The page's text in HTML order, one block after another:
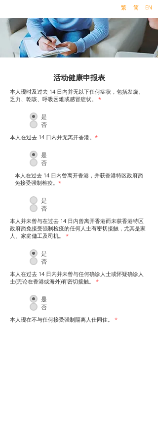
繁 简 EN
活动健康申报表
本人现时及过去 14 日内并无以下任何症状，包括发烧、
乏力、乾咳、呼吸困难或感冒症状。 *
是
否
本人在过去 14 日内并无离开香港。 *
是
否
本人在过去 14 日内曾离开香港，并获香港特区政府豁
免接受强制检疫。 *
是
否
本人并未曾与在过去 14 日内曾离开香港而未获香港特区
政府豁免接受强制检疫的任何人士有密切接触，尤其是家
人、家庭傭工及司机。 *
是
否
本人在过去 14 日内并未曾与任何确诊人士或怀疑确诊人
士(无论在香港或海外)有密切接触。 *
是
否
本人现在不与任何接受强制隔离人仕同住。​ *